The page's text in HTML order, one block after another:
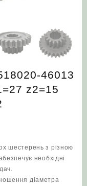
46013
z2=15
шестерень з різною
необхідні
діаметра